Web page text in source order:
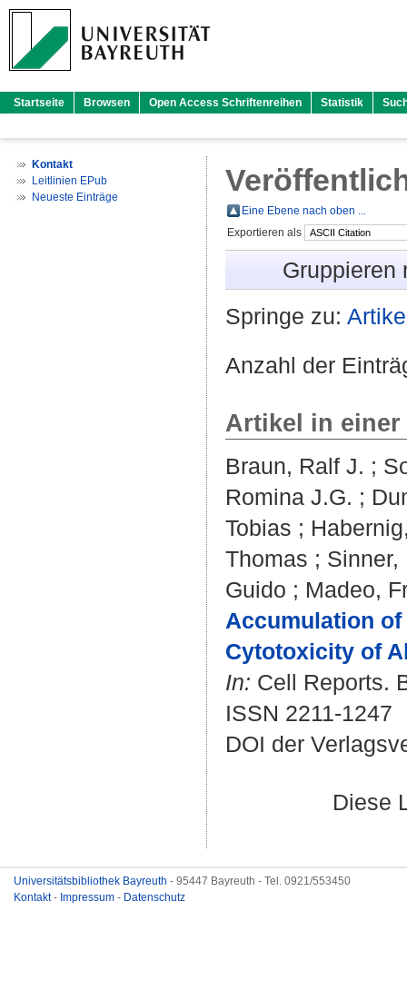
Startseite Browsen Open Access Schriftenreihen Statistik
Kontakt
Leitlinien EPub
Neueste Einträge
Eine Ebene nach oben ...
Exportieren als
Gruppieren
Springe zu:
Anzahl der
Artikel in
Braun, Ralf J. ;
Romina J.G. ;
Tobias ;
Thomas ; Sinner,
Guido ; Madeo,
Accumulation
Cytotoxicity of
In: Cell Reports.
ISSN 2211-1247
DOI der
Diese
Universitätsbibliothek Bayreuth - 95447 Bayreuth - Tel. 0921/553450
Kontakt- Impressum - Datenschutz